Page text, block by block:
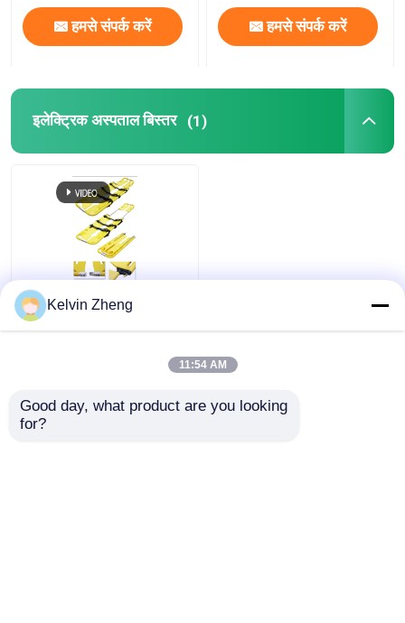
हमसे संपर्क करें हमसे संपर्क करें
इलेक्ट्रिक अस्पताल बिस्तर (1)
अल्ट्रा लाइट वेट अच्छा झटका
अवशोषण प्लास्टिक फावड़ा
Kelvin Zheng
11:54 AM
Good day, what product are you looking
for?